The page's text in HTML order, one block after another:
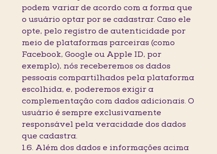
podem variar de acordo com a forma que
o usuário optar por se cadastrar. Caso ele
opte, pelo registro de autenticidade por
meio de plataformas parceiras (como
Facebook, Google ou Apple ID, por
exemplo), nós receberemos os dados
pessoais compartilhados pela plataforma
escolhida, e, poderemos exigir a
complementação com dados adicionais. O
usuário é sempre exclusivamente
responsável pela veracidade dos dados
que cadastra.
1.6. Além dos dados e informações acima